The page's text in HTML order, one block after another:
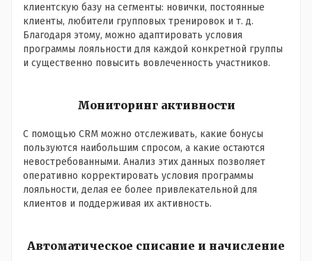
клиентскую базу на сегменты: новички, постоянные
клиенты, любители групповых тренировок и т. д.
Благодаря этому, можно адаптировать условия
программы лояльности для каждой конкретной группы
и существенно повысить вовлеченность участников.
Мониторинг активности
С помощью CRM можно отслеживать, какие бонусы
пользуются наибольшим спросом, а какие остаются
невостребованными. Анализ этих данных позволяет
оперативно корректировать условия программы
лояльности, делая ее более привлекательной для
клиентов и поддерживая их активность.
Автоматическое списание и начисление